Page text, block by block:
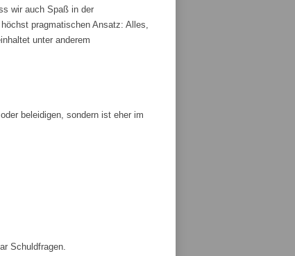
wir auch Spaß in der
pragmatischen Ansatz: Alles,
unter anderem
beleidigen, sondern ist eher im
Schuldfragen.